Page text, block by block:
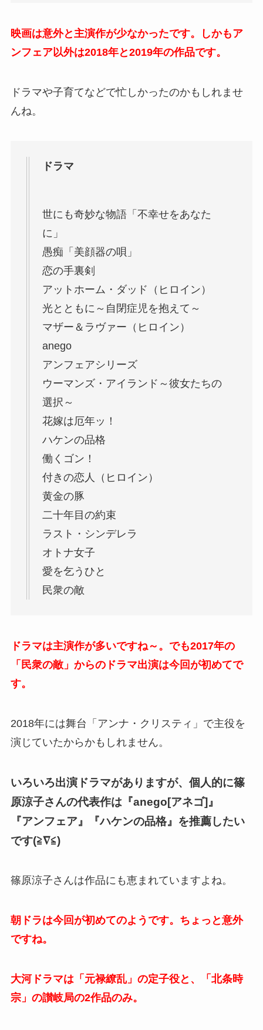
映画は意外と主演作が少なかったです。しかもア
ンフェア以外は2018年と2019年の作品です。
ドラマや子育てなどで忙しかったのかもしれませ
んね。
ドラマ
世にも奇妙な物語「不幸せをあなた
に」
愚痴「美顔器の唄」
恋の手裏剣
アットホーム・ダッド（ヒロイン）
光とともに～自閉症児を抱えて～
マザー＆ラヴァー（ヒロイン）
anego
アンフェアシリーズ
ウーマンズ・アイランド～彼女たちの
選択～
花嫁は厄年ッ！
ハケンの品格
働くゴン！
付きの恋人（ヒロイン）
黄金の豚
二十年目の約束
ラスト・シンデレラ
オトナ女子
愛を乞うひと
民衆の敵
ドラマは主演作が多いですね～。でも2017年の
「民衆の敵」からのドラマ出演は今回が初めてで
す。
2018年には舞台「アンナ・クリスティ」で主役を
演じていたからかもしれません。
いろいろ出演ドラマがありますが、個人的に篠
原涼子さんの代表作は『anego[アネゴ]』
『アンフェア』『ハケンの品格』を推薦したい
です(≧∇≦)
篠原涼子さんは作品にも恵まれていますよね。
朝ドラは今回が初めてのようです。ちょっと意外
ですね。
大河ドラマは「元禄繚乱」の定子役と、「北条時
宗」の讃岐局の2作品のみ。